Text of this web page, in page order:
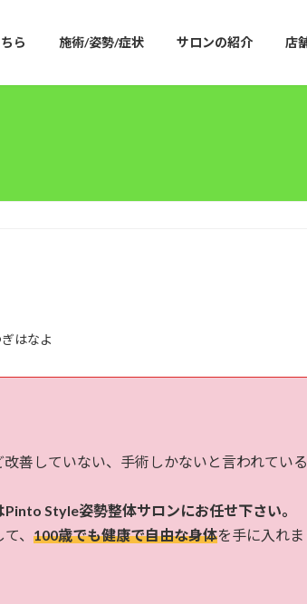
ら 施術/姿勢/症状 サロンの紹介 店
はなよ
善していない、手術しかないと言われている
Style姿勢整体サロンにお任せ下さい。
て、100歳でも健康で自由な身体を手に入れま